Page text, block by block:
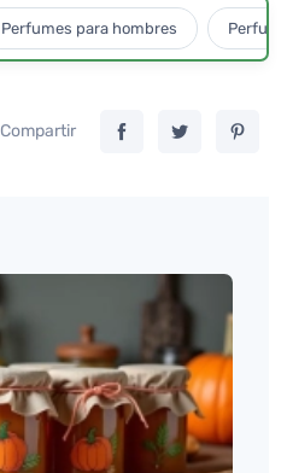
Perfumes para hombres
Compartir